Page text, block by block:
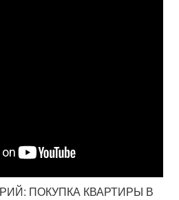
ПОКУПКА КВАРТИРЫ В